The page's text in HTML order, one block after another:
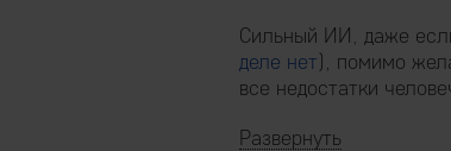
Сильный ИИ, даже
деле нет), помимо
все недостатки